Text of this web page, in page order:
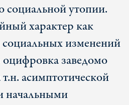
социальной утопии.
характер как
изменений
заведомо
асимптотической
начальными